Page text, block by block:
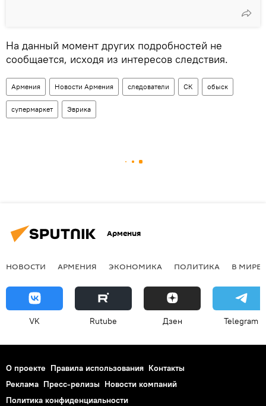
На данный момент других подробностей не
сообщается, исходя из интересов следствия.
Армения Новости Армения следователи СК обыск
супермаркет Эврика
Армения
НОВОСТИ АРМЕНИЯ ЭКОНОМИКА ПОЛИТИКА В МИРЕ
VK Rutube Дзен Telegram
О проекте Правила использования Контакты
Реклама Пресс-релизы Новости компаний
Политика конфиденциальности